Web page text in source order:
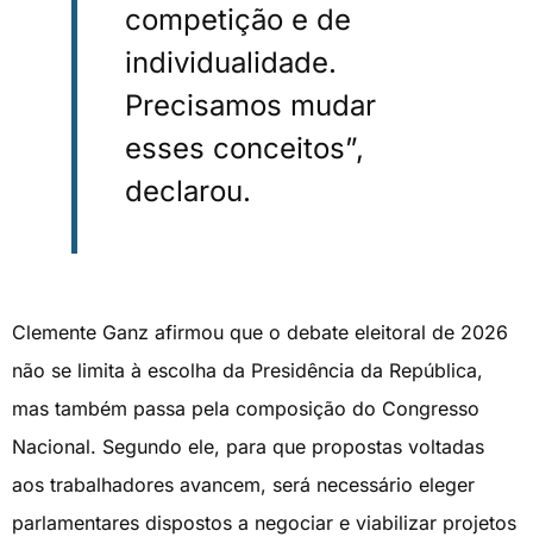
competição e de
individualidade.
Precisamos mudar
esses conceitos”,
declarou.
Clemente Ganz afirmou que o debate eleitoral de 2026
não se limita à escolha da Presidência da República,
mas também passa pela composição do Congresso
Nacional. Segundo ele, para que propostas voltadas
aos trabalhadores avancem, será necessário eleger
parlamentares dispostos a negociar e viabilizar projetos